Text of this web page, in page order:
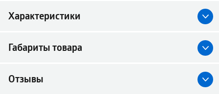
Характеристики
Габариты товара
Отзывы